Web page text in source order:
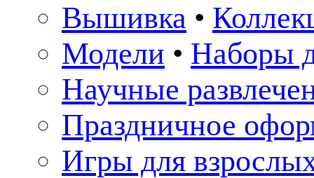
Вышивка •
Модели • Наборы
Научные
Праздничное
Игры для